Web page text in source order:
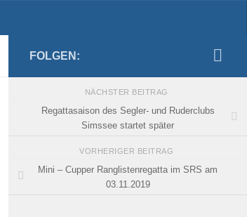
FOLGEN:
NÄCHSTER BEITRAG
Regattasaison des Segler- und Ruderclubs
Simssee startet später
VORHERIGER BEITRAG
Mini – Cupper Ranglistenregatta im SRS am
03.11.2019